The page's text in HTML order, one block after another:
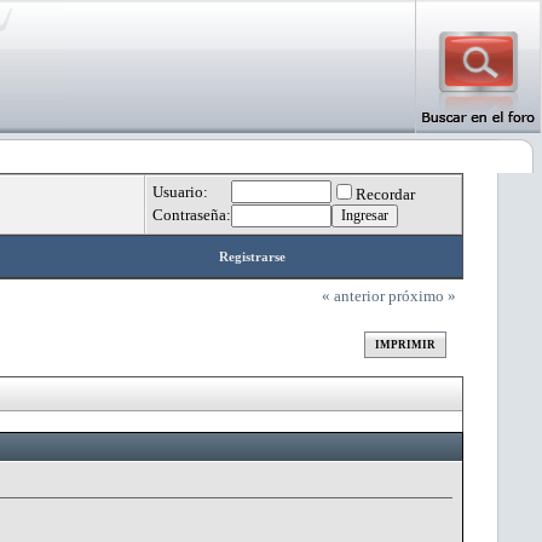
Usuario:
Recordar
Contraseña:
Registrarse
« anterior próximo »
IMPRIMIR